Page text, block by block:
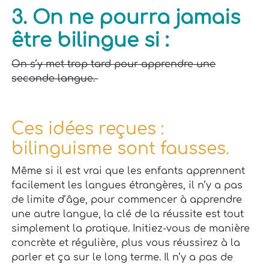
3. On ne pourra jamais
être bilingue si :
On s’y met trop tard pour apprendre une
seconde langue.
Ces idées reçues :
bilinguisme sont fausses.
Même si il est vrai que les enfants apprennent
facilement les langues étrangères, il n’y a pas
de limite d’âge, pour commencer à apprendre
une autre langue, la clé de la réussite est tout
simplement la pratique. Initiez-vous de manière
concrète et régulière, plus vous réussirez à la
parler et ça sur le long terme. Il n’y a pas de